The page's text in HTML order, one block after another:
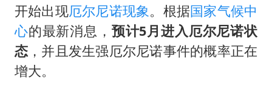
开始出现厄尔尼诺现象。根据国家气候中
心的最新消息， 预计5月进入厄尔尼诺状
态 ，并且发生强厄尔尼诺事件的概率正在
增大。